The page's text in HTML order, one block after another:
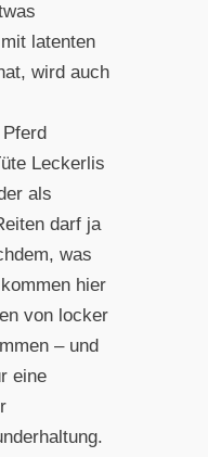
latenten
wird auch
Leckerlis
als
darf ja
was
hier
von locker
– und
eine